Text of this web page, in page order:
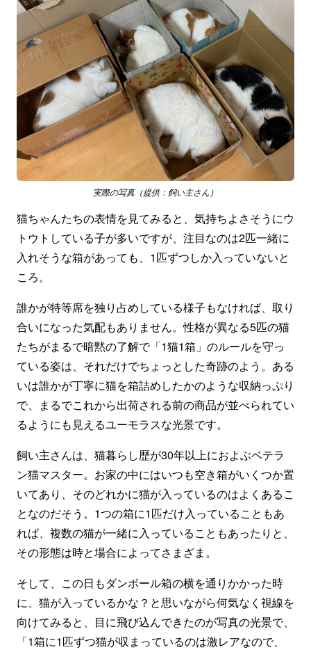
実際の写真（提供：飼い主さん）
猫ちゃんたちの表情を見てみると、気持ちよさそうにウ
トウトしている子が多いですが、注目なのは2匹一緒に
入れそうな箱があっても、1匹ずつしか入っていないと
ころ。
誰かが特等席を独り占めしている様子もなければ、取り
合いになった気配もありません。性格が異なる5匹の猫
たちがまるで暗黙の了解で「1猫1箱」のルールを守っ
ている姿は、それだけでちょっとした奇跡のよう。ある
いは誰かが丁寧に猫を箱詰めしたかのような収納っぷり
で、まるでこれから出荷される前の商品が並べられてい
るようにも見えるユーモラスな光景です。
飼い主さんは、猫暮らし歴が30年以上におよぶベテラ
ン猫マスター。お家の中にはいつも空き箱がいくつか置
いてあり、そのどれかに猫が入っているのはよくあるこ
となのだそう。1つの箱に1匹だけ入っていることもあ
れば、複数の猫が一緒に入っていることもあったりと、
その形態は時と場合によってさまざま。
そして、この日もダンボール箱の横を通りかかった時
に、猫が入っているかな？と思いながら何気なく視線を
向けてみると、目に飛び込んできたのが写真の光景で、
「1箱に1匹ずつ猫が収まっているのは激レアなので、